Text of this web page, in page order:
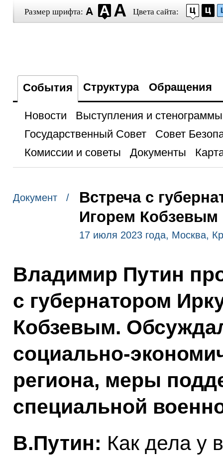
Размер шрифта: Цвета сайта:
События Структура Обращения
Новости
Выступления и стенограммы
Государственный Совет
Совет
Комиссии и советы
Документы
Документ /
Встреча с
Игорем Кобзевым
17 июля 2023 года, Москва,
Владимир Путин
с губернатором
Кобзевым.
социально-
региона, меры
специальной
В.Путин: Как дела у